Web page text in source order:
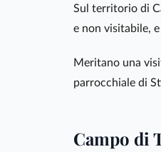
Sul territorio di
e non visitabile, e
Meritano una
parrocchiale di
Campo di